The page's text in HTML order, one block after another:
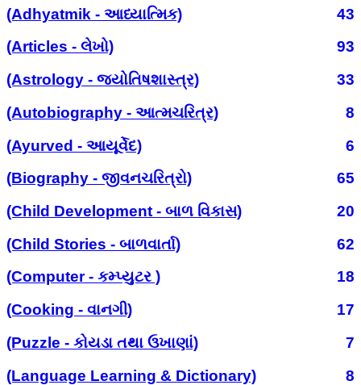
(Adhyatmik - આધ્યાત્મિક)
43
(Articles - લેખો)
93
(Astrology - જ્યોતિષશાસ્ત્ર)
33
(Autobiography - આત્મચરિત્ર)
8
(Ayurved - આયૂર્વેદ)
6
(Biography - જીવનચરિત્રો)
65
(Child Development - બાળ વિકાસ)
20
(Child Stories - બાળવાર્તા)
62
(Computer - કમ્પ્યુટર )
18
(Cooking - વાનગી)
17
(Puzzle - કોયડા તથા ઉખાણાં)
7
(Language Learning & Dictionary)
8